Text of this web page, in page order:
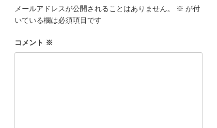
メールアドレスが公開されることはありません。 ※ が付
いている欄は必須項目です
コメント ※